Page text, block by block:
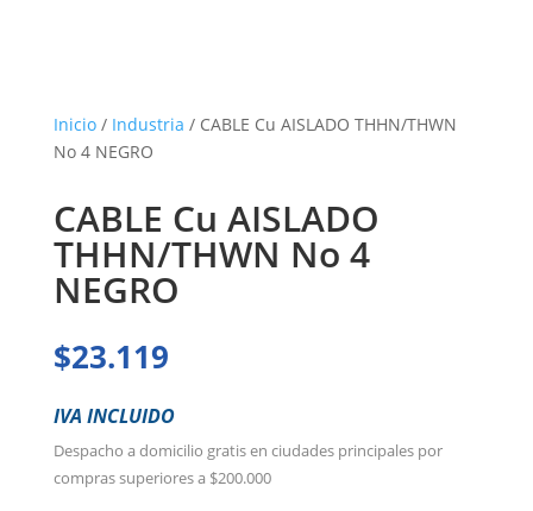
Inicio/ Industria / CABLE Cu AISLADO THHN/THWN
No 4 NEGRO
CABLE Cu AISLADO
THHN/THWN No 4
NEGRO
$23.119
IVA INCLUIDO
Despacho a domicilio gratis en ciudades principales por
compras superiores a $200.000